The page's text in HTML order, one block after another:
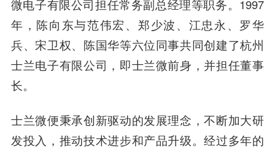
微电子有限公司担任常务副总经理等职务。1997
年，陈向东与范伟宏、郑少波、江忠永、罗华
兵、宋卫权、陈国华等六位同事共同创建了杭州
士兰电子有限公司，即士兰微前身，并担任董事
长。
士兰微便秉承创新驱动的发展理念，不断加大研
发投入，推动技术进步和产品升级。经过多年的